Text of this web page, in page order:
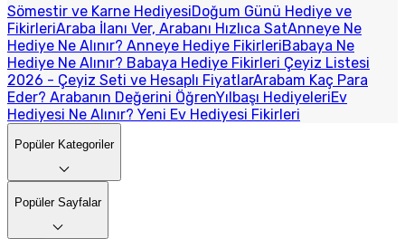
Sömestir ve Karne HediyesiDoğum Günü Hediye ve
FikirleriAraba İlanı Ver, Arabanı Hızlıca SatAnneye Ne
Hediye Ne Alınır? Anneye Hediye FikirleriBabaya Ne
Hediye Ne Alınır? Babaya Hediye Fikirleri Çeyiz Listesi
2026 - Çeyiz Seti ve Hesaplı FiyatlarArabam Kaç Para
Eder? Arabanın Değerini ÖğrenYılbaşı HediyeleriEv
Hediyesi Ne Alınır? Yeni Ev Hediyesi Fikirleri
Popüler Kategoriler
Popüler Sayfalar